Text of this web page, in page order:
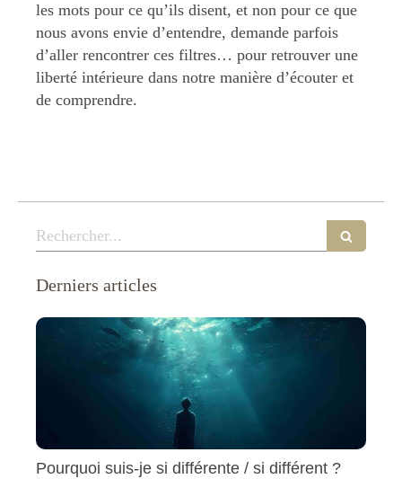
les mots pour ce qu’ils disent, et non pour ce que
nous avons envie d’entendre, demande parfois
d’aller rencontrer ces filtres… pour retrouver une
liberté intérieure dans notre manière d’écouter et
de comprendre.
Rechercher
Derniers articles
Pourquoi suis-je si différente / si différent ?